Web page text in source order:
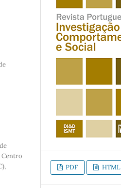
Centro
PDF HTML